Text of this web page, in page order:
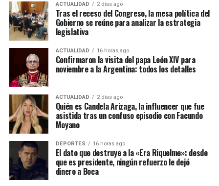
ACTUALIDAD 2 días ago
Tras el receso del Congreso, la mesa política del
Gobierno se reúne para analizar la estrategia
legislativa
ACTUALIDAD 16 horas ago
Confirmaron la visita del papa León XIV para
noviembre a la Argentina: todos los detalles
ACTUALIDAD 2 días ago
Quién es Candela Arizaga, la influencer que fue
asistida tras un confuso episodio con Facundo
Moyano
DEPORTES 16 horas ago
El dato que destruye a la «Era Riquelme»: desde
que es presidente, ningún refuerzo le dejó
dinero a Boca